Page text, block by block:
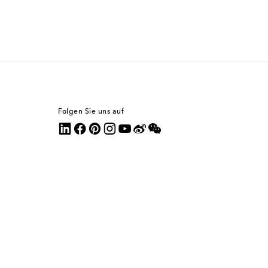
Folgen Sie uns auf